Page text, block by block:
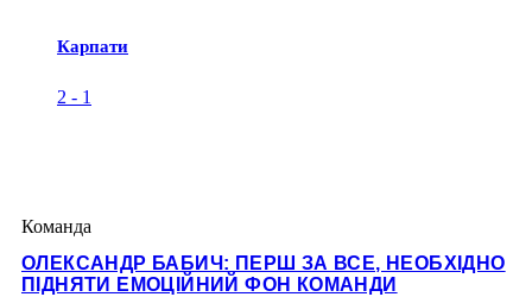
Карпати
2 - 1
Команда
ОЛЕКСАНДР БАБИЧ: ПЕРШ ЗА ВСЕ, НЕОБХІДНО
ПІДНЯТИ ЕМОЦІЙНИЙ ФОН КОМАНДИ